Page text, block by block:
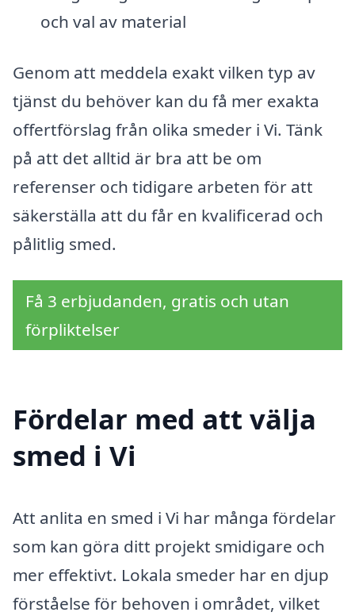
och val av material
Genom att meddela exakt vilken typ av
tjänst du behöver kan du få mer exakta
offertförslag från olika smeder i Vi. Tänk
på att det alltid är bra att be om
referenser och tidigare arbeten för att
säkerställa att du får en kvalificerad och
pålitlig smed.
Få 3 erbjudanden, gratis och utan
förpliktelser
Fördelar med att välja
smed i Vi
Att anlita en smed i Vi har många fördelar
som kan göra ditt projekt smidigare och
mer effektivt. Lokala smeder har en djup
förståelse för behoven i området, vilket